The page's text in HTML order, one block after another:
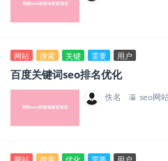
网站 搜索 关键 需要 用户
百度关键词seo排名优化
佚名 seo网